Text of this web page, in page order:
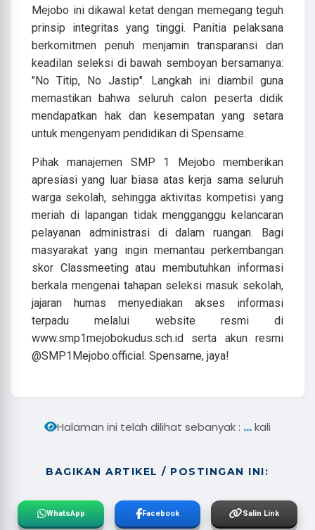
Mejobo ini dikawal ketat dengan memegang teguh
prinsip integritas yang tinggi. Panitia pelaksana
berkomitmen penuh menjamin transparansi dan
keadilan seleksi di bawah semboyan bersamanya:
"No Titip, No Jastip". Langkah ini diambil guna
memastikan bahwa seluruh calon peserta didik
mendapatkan hak dan kesempatan yang setara
untuk mengenyam pendidikan di Spensame.
Pihak manajemen SMP 1 Mejobo memberikan
apresiasi yang luar biasa atas kerja sama seluruh
warga sekolah, sehingga aktivitas kompetisi yang
meriah di lapangan tidak mengganggu kelancaran
pelayanan administrasi di dalam ruangan. Bagi
masyarakat yang ingin memantau perkembangan
skor Classmeeting atau membutuhkan informasi
berkala mengenai tahapan seleksi masuk sekolah,
jajaran humas menyediakan akses informasi
terpadu melalui website resmi di
www.smp1mejobokudus.sch.id serta akun resmi
@SMP1Mejobo.official. Spensame, jaya!
Halaman ini telah dilihat sebanyak : ...kali
BAGIKAN ARTIKEL / POSTINGAN INI:
WhatsApp Facebook Salin Link